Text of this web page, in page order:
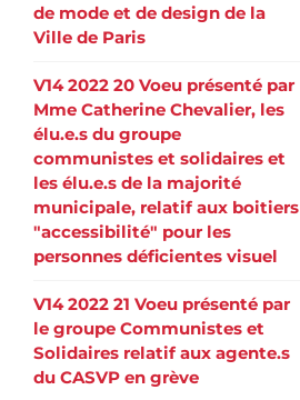
de mode et de design de la
Ville de Paris
V14 2022 20 Voeu présenté par
Mme Catherine Chevalier, les
élu.e.s du groupe
communistes et solidaires et
les élu.e.s de la majorité
municipale, relatif aux boitiers
"accessibilité" pour les
personnes déficientes visuel
V14 2022 21 Voeu présenté par
le groupe Communistes et
Solidaires relatif aux agente.s
du CASVP en grève